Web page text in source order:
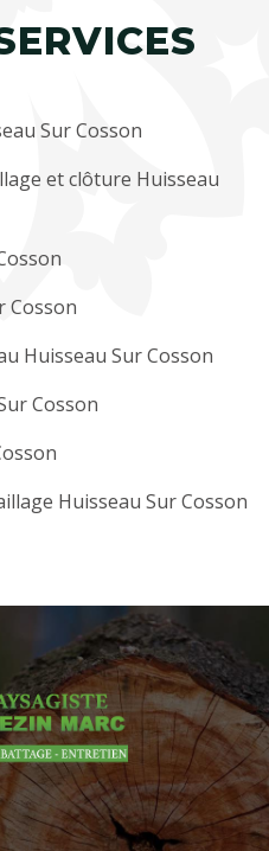
Sur Cosson
et clôture Huisseau
Cosson
Huisseau Sur Cosson
Cosson
Huisseau Sur Cosson